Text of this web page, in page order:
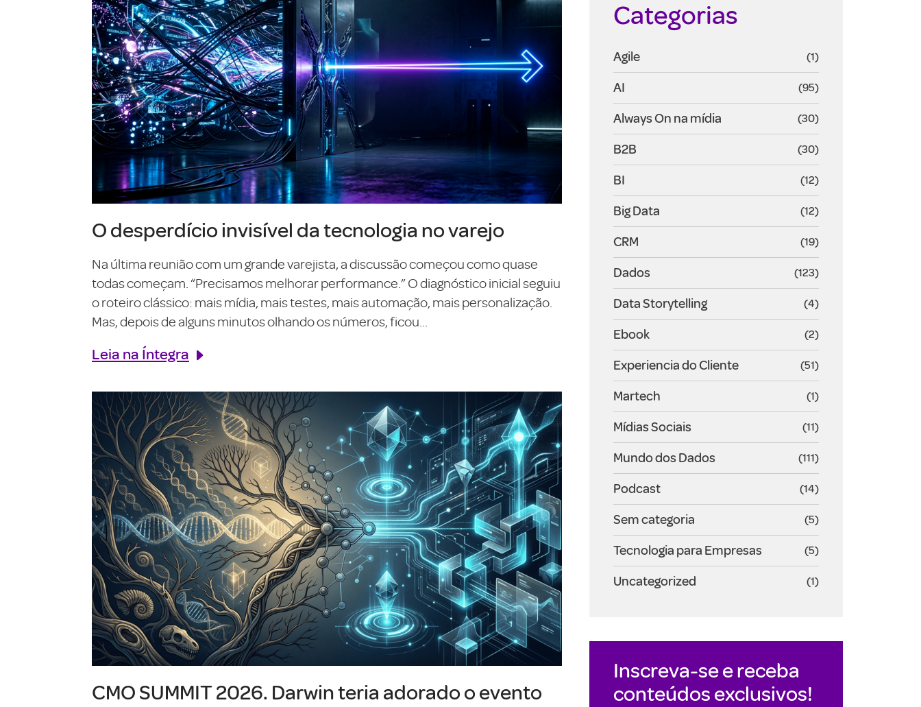
O desperdício invisível da tecnologia no varejo
Na última reunião com um grande varejista, a discussão começou como quase
todas começam. “Precisamos melhorar performance.” O diagnóstico inicial seguiu
o roteiro clássico: mais mídia, mais testes, mais automação, mais personalização.
Mas, depois de alguns minutos olhando os números, ficou...
Leia na Íntegra
CMO SUMMIT 2026. Darwin teria adorado o evento
Categorias
Agile (1)
AI (95)
Always On na mídia (30)
B2B (30)
BI (12)
Big Data (12)
CRM (19)
Dados (123)
Data Storytelling (4)
Ebook (2)
Experiencia do Cliente (51)
Martech (1)
Mídias Sociais (11)
Mundo dos Dados (111)
Podcast (14)
Sem categoria (5)
Tecnologia para Empresas (5)
Uncategorized (1)
Inscreva-se e receba
conteúdos exclusivos!